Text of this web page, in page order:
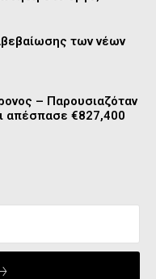
των νέων
– Παρουσιαζόταν
απέσπασε €827,400